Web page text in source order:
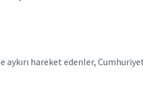
hareket edenler, Cumhuriyet